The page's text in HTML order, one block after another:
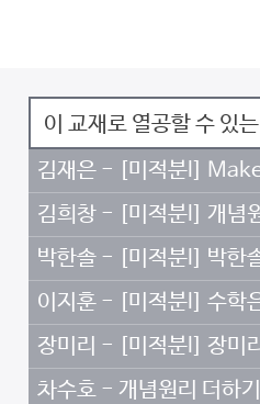
이 교재로 열공할 수 있
김재은 - [미적분l]
김희창 - [미적분l] 개념
박한솔 - [미적분l] 박한
이지훈 - [미적분l] 수학
장미리 - [미적분l] 장미
차수호 - 개념원리 더하